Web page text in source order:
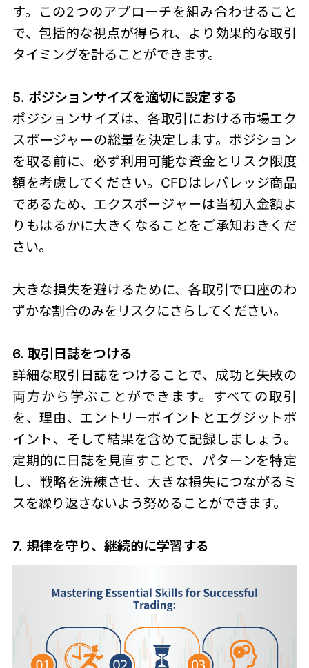
す。この2つのアプローチを組み合わせること
で、包括的な視点が得られ、より効果的な取引
タイミングを計ることができます。
5. ポジションサイズを適切に設定する
ポジションサイズは、各取引における市場エク
スポージャーの総量を決定します。ポジション
を取る前に、必ず利用可能な資金とリスク限度
額を考慮してください。CFDはレバレッジ商品
であるため、エクスポージャーは当初入金額よ
りもはるかに大きくなることをご承知おきくだ
さい。
大きな損失を避けるために、各取引で口座のわ
ずかな割合のみをリスクにさらしてください。
6. 取引日誌をつける
詳細な取引日誌をつけることで、成功と失敗の
両方から学ぶことができます。すべての取引
を、理由、エントリーポイントとエグジットポ
イント、そして結果を含めて記録しましょう。
定期的に日誌を見直すことで、パターンを特定
し、戦略を洗練させ、大きな損失につながるミ
スを繰り返さないよう努めることができます。
7. 規律を守り、継続的に学習する